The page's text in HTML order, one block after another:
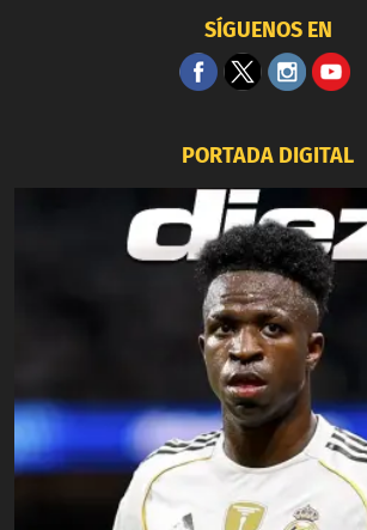
SÍGUENOS EN
PORTADA DIGITAL